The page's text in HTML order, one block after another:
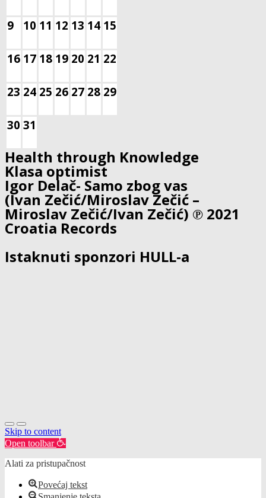
9 10 11 12 13 14 15
16 17 18 19 20 21 22
23 24 25 26 27 28 29
30 31
Health through Knowledge
Klasa optimist
Igor Delač- Samo zbog vas
(Ivan Zečić/Miroslav Zečić –
Miroslav Zečić/Ivan Zečić) ℗ 2021
Croatia Records
Istaknuti sponzori HULL-a
Skip to content
Open toolbar
Alati za pristupačnost
Povećaj tekst